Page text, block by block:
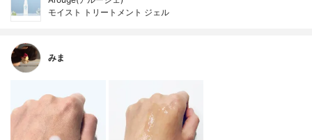
モイスト トリートメント ジェル
みま